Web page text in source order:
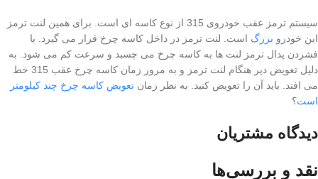
سیستم ترمز عقب خودروی 315 از نوع کاسه ای است. برای همین لنت ترمز
این خودرو بزرگ است. لنت ترمز در داخل کاسه چرخ قرار می گیرد. با
فشردن پدال ترمز لنت ها به کاسه چرخ می چسبد و سرعت کم می شود. به
دلیل تعویض دیر هنگام لنت ترمز و به مرور زمان کاسه چرخ عقب 315 خط
می افتد. باید آن را تعویض کنید. به نظر زمان تعویض کاسه چرخ چند کیلومتر
است؟
دیدگاه مشتریان
نقد و بررسی‌ها